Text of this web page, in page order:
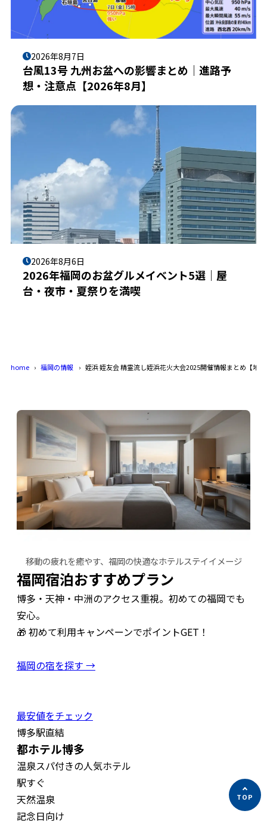
2026年8月7日
台風13号 九州お盆への影響まとめ｜進路予
想・注意点【2026年8月】
2026年8月6日
2026年福岡のお盆グルメイベント5選｜屋
台・夜市・夏祭りを満喫
home 福岡の情報 姪浜 姪友会 精霊流し姪浜花火大会2025開催情報まとめ【地
移動の疲れを癒やす、福岡の快適なホテルステイイメージ
福岡宿泊おすすめプラン
博多・天神・中洲のアクセス重視。初めての福岡でも
安心。
🎁 初めて利用キャンペーンでポイントGET！
福岡の宿を探す →
最安値をチェック
博多駅直結
都ホテル博多
温泉スパ付きの人気ホテル
駅すぐ
天然温泉
記念日向け